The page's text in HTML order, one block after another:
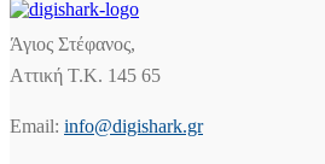
Άγιος Στέφανος,
Αττική Τ.Κ. 145 65
Email: info@digishark.gr